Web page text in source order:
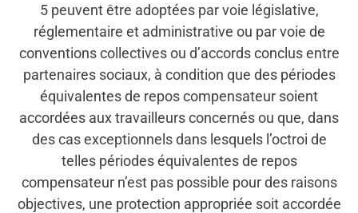
5 peuvent être adoptées par voie législative,
réglementaire et administrative ou par voie de
conventions collectives ou d’accords conclus entre
partenaires sociaux, à condition que des périodes
équivalentes de repos compensateur soient
accordées aux travailleurs concernés ou que, dans
des cas exceptionnels dans lesquels l’octroi de
telles périodes équivalentes de repos
compensateur n’est pas possible pour des raisons
objectives, une protection appropriée soit accordée